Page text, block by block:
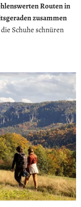
Routen in
zusammen
Schuhe schnüren